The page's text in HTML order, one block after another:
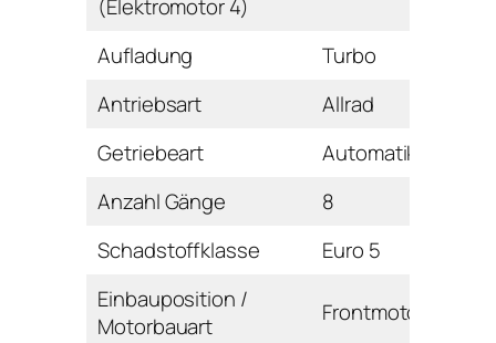
(Elektromotor 4)
Aufladung
Turbo
Antriebsart
Allrad
Getriebeart
Automatikgetriebe
Anzahl Gänge
8
Schadstoffklasse
Euro 5
Einbauposition /
Motorbauart
Frontmotor / Reihe